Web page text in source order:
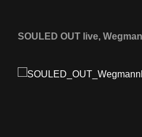
SOULED OUT live,